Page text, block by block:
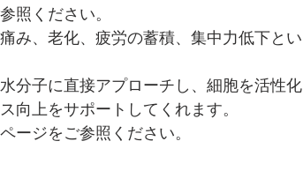
照ください。
み、老化、疲労の蓄積、集中力低下とい
分子に直接アプローチし、細胞を活性化
向上をサポートしてくれます。
ージをご参照ください。